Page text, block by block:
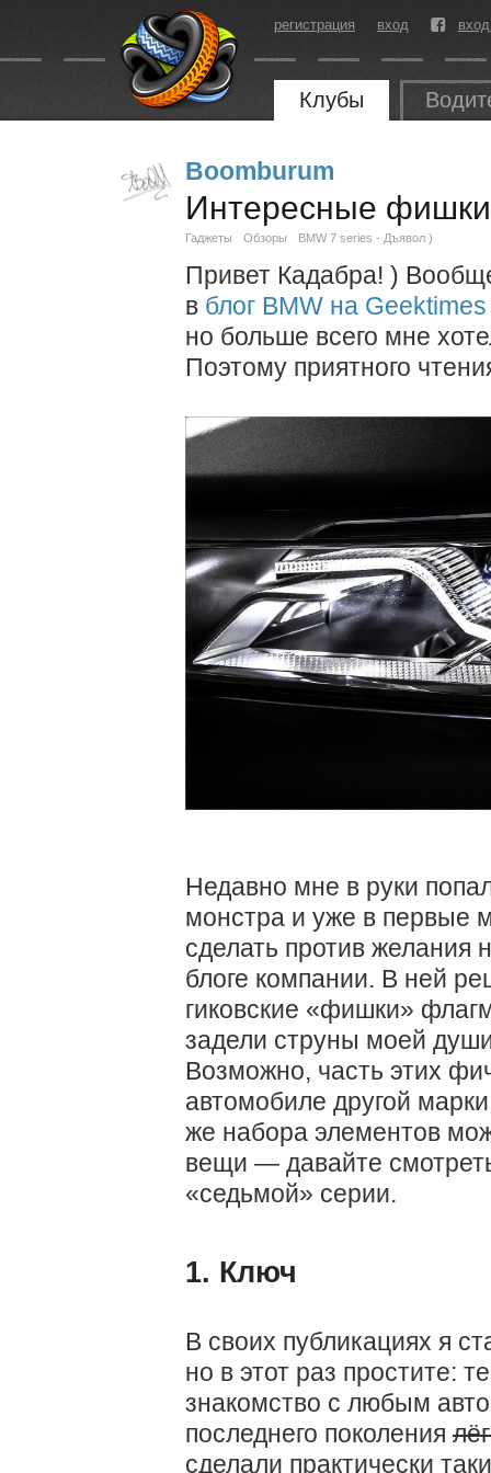
регистрация вход
Клубы
Boomburum
Интересные
Гаджеты Обзоры BMW 7 series - Дъявол )
Привет Кадабра! )
в блог BMW на Geektimes
но больше всего мне
Поэтому приятного
Недавно мне в руки
монстра и уже в первые
сделать против желания
блоге компании. В ней
гиковские «фишки»
задели струны моей
Возможно, часть этих
автомобиле другой
же набора элементов
вещи — давайте
«седьмой» серии.
1. Ключ
В своих публикациях я
но в этот раз простите:
знакомство с любым
последнего поколения
сделали практически